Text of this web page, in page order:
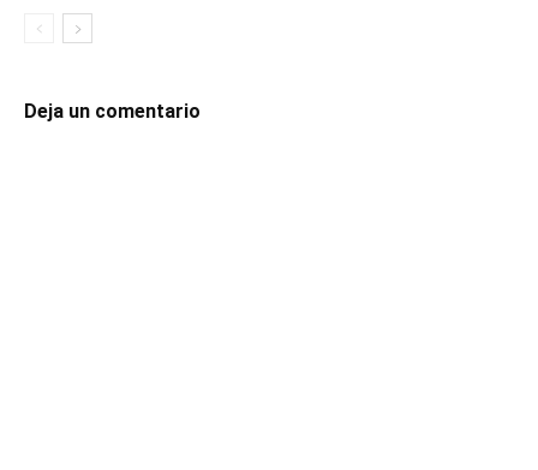
Deja un comentario